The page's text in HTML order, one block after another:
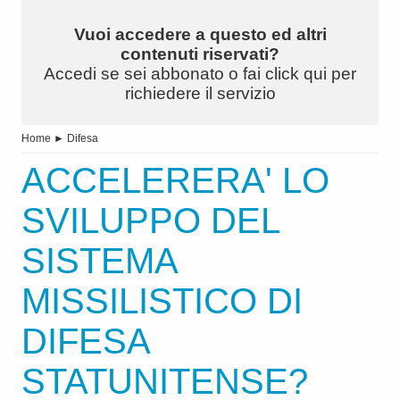
Vuoi accedere a questo ed altri
contenuti riservati?
Accedi se sei abbonato o fai click qui per
richiedere il servizio
Home ► Difesa
ACCELERERA' LO
SVILUPPO DEL
SISTEMA
MISSILISTICO DI
DIFESA
STATUNITENSE?